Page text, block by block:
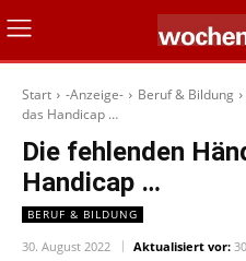
Start -Anzeige- Beruf & Bildung
das Handicap …
Die fehlenden
Handicap …
BERUF & BILDUNG
30. August 2022 Aktualisiert vor: